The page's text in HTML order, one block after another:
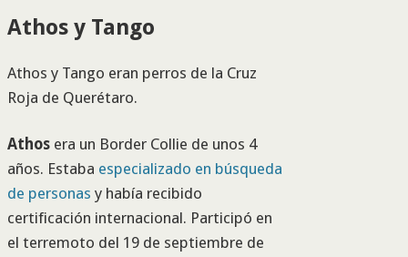
Athos y Tango
Athos y Tango eran perros de la Cruz
Roja de Querétaro.
Athosera un Border Collie de unos 4
años. Estaba especializado en búsqueda
de personas y había recibido
certificación internacional. Participó en
el terremoto del 19 de septiembre de